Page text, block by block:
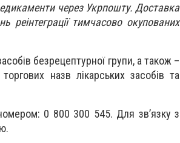
через Укрпошту. Доставка
тимчасово окупованих
безрецептурної групи, а також –
назв лікарських засобів та
0 800 300 545. Для зв’язку з